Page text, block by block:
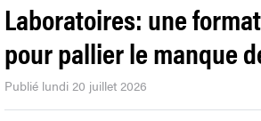
Laboratoires: une
pour pallier le manque
Publié lundi 20 juillet 2026